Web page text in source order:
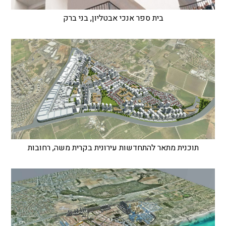
בית ספר אנכי אבטליון, בני ברק
תוכנית מתאר להתחדשות עירונית בקרית משה, רחובות